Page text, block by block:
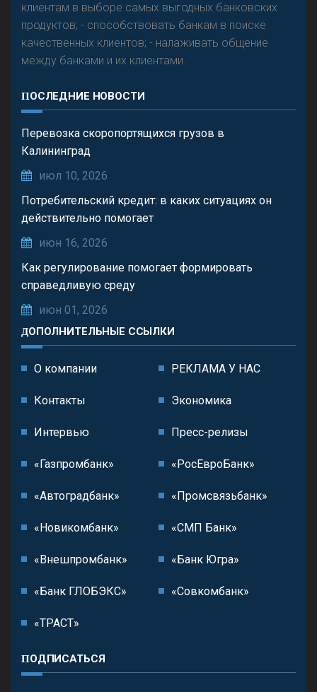
клиентам в выборе самых выгодных банковских
продуктов; - способствовать банкам в поиске
качественных клиентов; - налаживать общение
между банками и их клиентами.
ПОСЛЕДНИЕ НОВОСТИ
Перевозка скоропортящихся грузов в
Калининград
июл 10, 2026
Потребительский кредит: в каких ситуациях он
действительно помогает
июн 16, 2026
Как регулирование помогает формировать
справедливую среду
июн 01, 2026
ДОПОЛНИТЕЛЬНЫЕ ССЫЛКИ
О компании РЕКЛАМА У НАС
Контакты Экономика
Интервью Пресс-релизы
«Газпромбанк» «РосЕвроБанк»
«Автоградбанк» «Промсвязьбанк»
«Новикомбанк» «СМП Банк»
«Внешпромбанк» «Банк Югра»
«Банк ГЛОБЭКС» «Совкомбанк»
«ТРАСТ»
ПОДПИСАТЬСЯ